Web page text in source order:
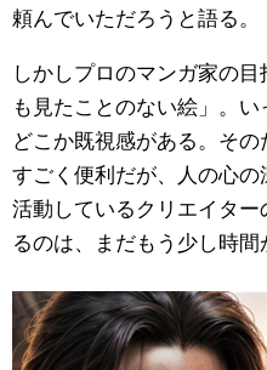
頼んでいただろうと語る。
しかしプロのマンガ家の
も見たことのない絵」。
どこか既視感がある。そ
すごく便利だが、人の心
活動しているクリエイタ
るのは、まだもう少し時間